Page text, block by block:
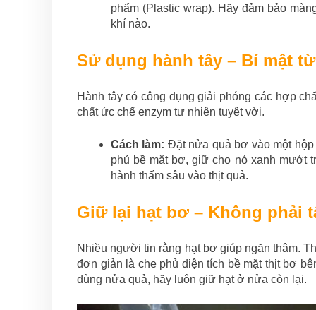
phẩm (Plastic wrap). Hãy đảm bảo
khí nào.
Sử dụng hành tây – Bí mật
Hành tây có công dụng giải phóng các hợp
chất ức chế enzym tự nhiên tuyệt vời.
Cách làm: Đặt nửa quả bơ vào một
phủ bề mặt bơ, giữ cho nó xanh mướt
hành thấm sâu vào thịt quả.
Giữ lại hạt bơ – Không phải
Nhiều người tin rằng hạt bơ giúp ngăn thâm.
đơn giản là che phủ diện tích bề mặt thịt bơ
dùng nửa quả, hãy luôn giữ hạt ở nửa còn lại.